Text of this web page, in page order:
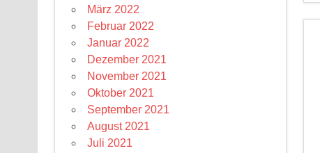
März 2022
Februar 2022
Januar 2022
Dezember 2021
November 2021
Oktober 2021
September 2021
August 2021
Juli 2021